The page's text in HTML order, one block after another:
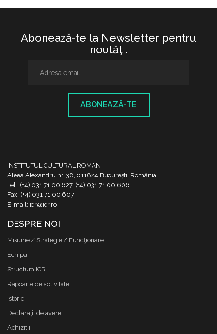
Abonează-te la Newsletter pentru
noutăţi.
ABONEAZĂ-TE
INSTITUTUL CULTURAL ROMÂN
Aleea Alexandru nr. 38, 011824 București, România
Tel.: (+4) 031 71 00 627, (+4) 031 71 00 606
Fax: (+4) 031 71 00 607
E-mail: icr@icr.ro
DESPRE NOI
Misiune / Strategie / Funcţionare
Echipa
Structura ICR
Rapoarte de activitate
Istoric
Declaraţii de avere
Achizitii